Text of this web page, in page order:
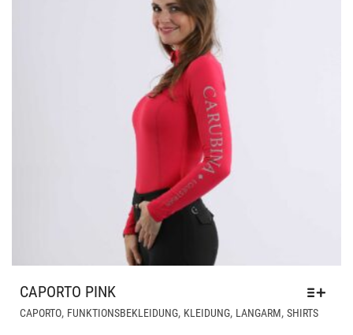
CAPORTO PINK
CAPORTO, FUNKTIONSBEKLEIDUNG, KLEIDUNG, LANGARM, SHIRTSDIESES